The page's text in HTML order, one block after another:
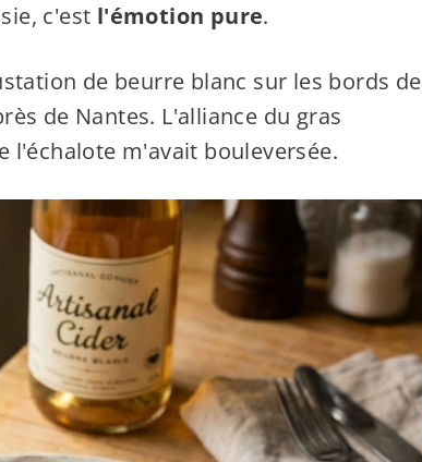
c'est l'émotion pure.
de beurre blanc sur les bords de
de Nantes. L'alliance du gras
l'échalote m'avait bouleversée.